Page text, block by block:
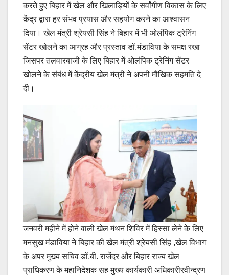
करते हुए बिहार में खेल और खिलाड़ियों के सर्वांगीण विकास के लिए
केंद्र द्वारा हर संभव प्रयास और सहयोग करने का आश्वासन
दिया। खेल मंत्री श्रेयसी सिंह ने बिहार में भी ओलंपिक ट्रेनिंग
सेंटर खोलने का आग्रह और प्रस्ताव डॉ.मंडाविया के समक्ष रखा
जिसपर तलवारबाजी के लिए बिहार में ओलंपिक ट्रेनिंग सेंटर
खोलने के संबंध में केंद्रीय खेल मंत्री ने अपनी मौखिक सहमति दे
दी।
जनवरी महीने में होने वाली खेल मंथन शिविर में हिस्सा लेने के लिए
मनसुख मंडाविया ने बिहार की खेल मंत्री श्रेयसी सिंह ,खेल विभाग
के अपर मुख्य सचिव डॉ.बी. राजेंदर और बिहार राज्य खेल
प्राधिकरण के महानिदेशक सह मुख्य कार्यकारी अधिकारीरवीन्द्रण